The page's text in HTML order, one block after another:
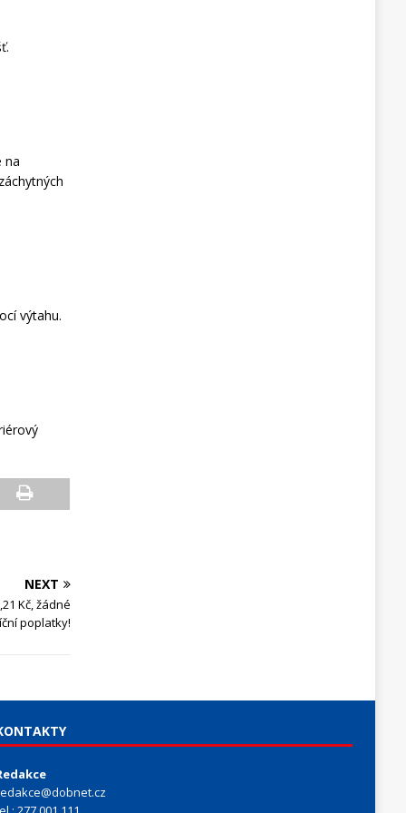
na
výtahu.
NEXT
Kč, žádné
poplatky!